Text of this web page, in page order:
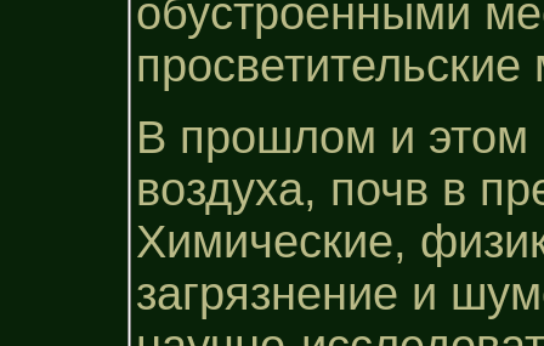
обустроенными
В прошлом и этом
воздуха, почв в
Химические,
загрязнение и